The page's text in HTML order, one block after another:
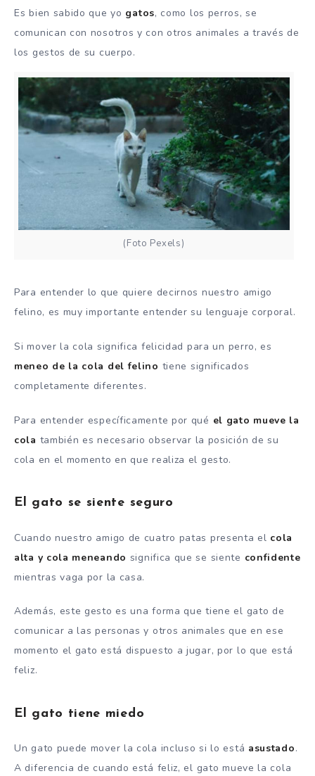
Es bien sabido que yo gatos, como los perros, se
comunican con nosotros y con otros animales a través de
los gestos de su cuerpo.
(Foto Pexels)
Para entender lo que quiere decirnos nuestro amigo
felino, es muy importante entender su lenguaje corporal.
Si mover la cola significa felicidad para un perro, es
meneo de la cola del felino tiene significados
completamente diferentes.
Para entender específicamente por qué el gato mueve la
cola también es necesario observar la posición de su
cola en el momento en que realiza el gesto.
El gato se siente seguro
Cuando nuestro amigo de cuatro patas presenta el cola
alta y cola meneando significa que se siente confidente
mientras vaga por la casa.
Además, este gesto es una forma que tiene el gato de
comunicar a las personas y otros animales que en ese
momento el gato está dispuesto a jugar, por lo que está
feliz.
El gato tiene miedo
Un gato puede mover la cola incluso si lo está asustado.
A diferencia de cuando está feliz, el gato mueve la cola